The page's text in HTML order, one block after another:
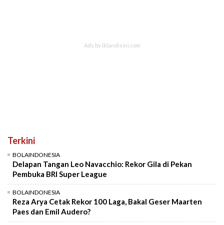
Terkini
BOLAINDONESIA
Delapan Tangan Leo Navacchio: Rekor Gila di Pekan
Pembuka BRI Super League
BOLAINDONESIA
Reza Arya Cetak Rekor 100 Laga, Bakal Geser Maarten
Paes dan Emil Audero?